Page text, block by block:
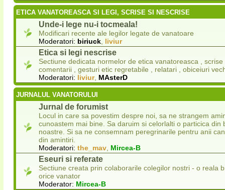
ETICA VANATOREASCA SI LEGI, SCRISE SI NESCRISE
Unde-i lege nu-i tocmeala!
Modificari recente ale legilor legate de vanatoare
Moderatori: biriuck, liviur
Etica si legi nescrise
Sectiune dedicata normelor de etica vanatoreasca ,
comentarii , gesturi etic regretabile , relatari , obiceiuri
Moderatori: liviur, MAsterD
JURNALUL VANATORULUI
Jurnal de forumist
Locul in care sa povestim despre noi, sa ne strangem
cunoastem mai bine. Sa daruim si celorlalti o particica din
noastre. Si sa ne consemnam peregrinarile pentru anii
din amintiri.
Moderatori: the_mav, Mircea-B
Eseuri si referate
Sectiune creata prin colaborarile colegilor nostri - o reala
orice vanator
Moderator: Mircea-B